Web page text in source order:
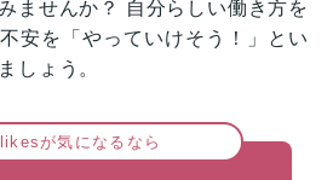
ませんか？ 自分らしい働き方を
安を「やっていけそう！」とい
しょう。
が気になるなら